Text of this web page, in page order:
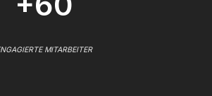
MITARBEITER